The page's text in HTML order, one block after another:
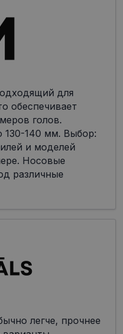
для
обеспечивает
голов.
130-140 мм. Выбор:
и моделей
Носовые
различные
легче, прочнее